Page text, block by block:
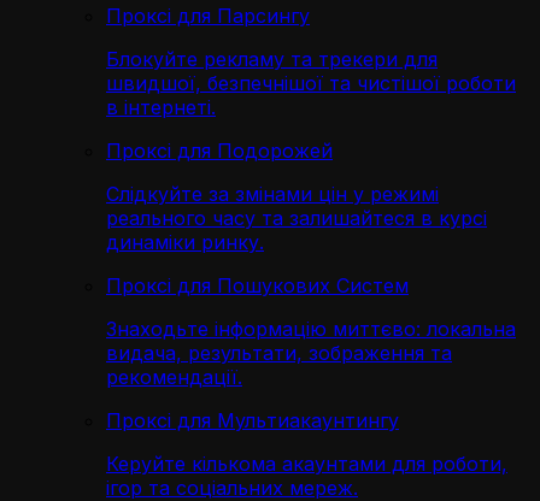
Проксі для Парсингу
Блокуйте рекламу та трекери для
швидшої, безпечнішої та чистішої роботи
в інтернеті.
Проксі для Подорожей
Слідкуйте за змінами цін у режимі
реального часу та залишайтеся в курсі
динаміки ринку.
Проксі для Пошукових Систем
Знаходьте інформацію миттєво: локальна
видача, результати, зображення та
рекомендації.
Проксі для Мультиакаунтингу
Керуйте кількома акаунтами для роботи,
ігор та соціальних мереж.